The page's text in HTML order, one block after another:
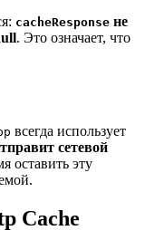
cacheResponse не
. Это означает, что
всегда использует
сетевой
оставить эту
Cache